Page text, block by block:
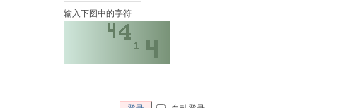
输入下图中的字符